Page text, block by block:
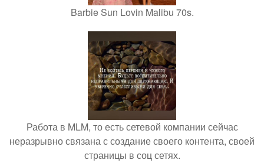
Barbie Sun Lovin Malibu 70s.
Работа в MLM, то есть сетевой компании сейчас
неразрывно связана с создание своего контента, своей
страницы в соц сетях.